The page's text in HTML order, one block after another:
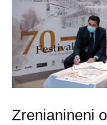
Zrenianineni